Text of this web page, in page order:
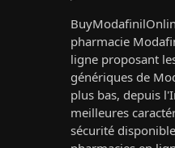
pharmacie
ligne proposant
génériques de
plus bas, depuis
meilleures
sécurité